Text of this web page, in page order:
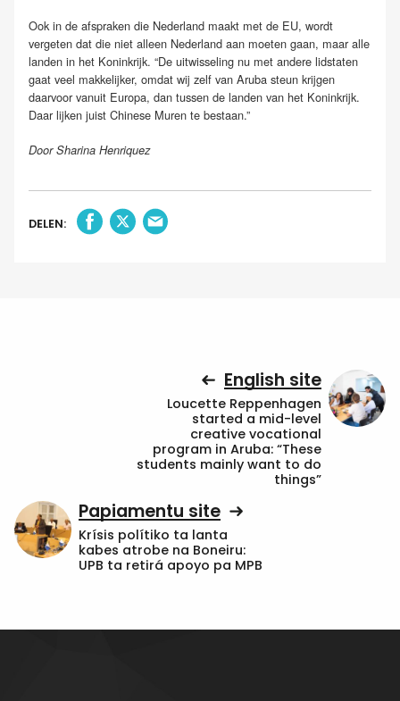
Ook in de afspraken die Nederland maakt met de EU, wordt
vergeten dat die niet alleen Nederland aan moeten gaan, maar alle
landen in het Koninkrijk. “De uitwisseling nu met andere lidstaten
gaat veel makkelijker, omdat wij zelf van Aruba steun krijgen
daarvoor vanuit Europa, dan tussen de landen van het Koninkrijk.
Daar lijken juist Chinese Muren te bestaan.”
Door Sharina Henriquez
DELEN:
English site
Loucette Reppenhagen
started a mid-level
creative vocational
program in Aruba: “These
students mainly want to do
things”
Papiamentu site
Krísis polítiko ta lanta
kabes atrobe na Boneiru:
UPB ta retirá apoyo pa MPB